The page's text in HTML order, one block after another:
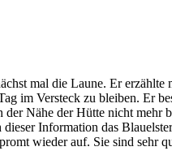
mal die Laune. Er
im Versteck zu bleiben. Er
der Nähe der Hütte nicht mehr
Information das
wieder auf. Sie sind sehr